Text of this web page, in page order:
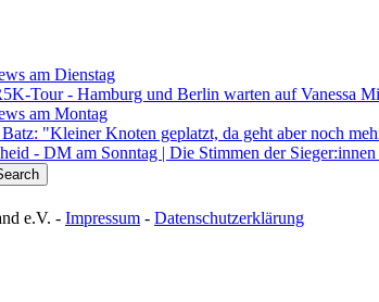
am Dienstag
Tour - Hamburg und Berlin warten auf Vanessa
am Montag
"Kleiner Knoten geplatzt, da geht aber noch
- DM am Sonntag | Die Stimmen der Sieger:innen
e.V. - Impressum - Datenschutzerklärung